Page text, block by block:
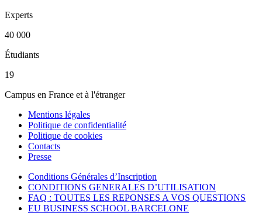
Experts
40 000
Étudiants
19
Campus en France et à l'étranger
Mentions légales
Politique de confidentialité
Politique de cookies
Contacts
Presse
Conditions Générales d’Inscription
CONDITIONS GENERALES D’UTILISATION
FAQ : TOUTES LES REPONSES A VOS QUESTIONS
EU BUSINESS SCHOOL BARCELONE